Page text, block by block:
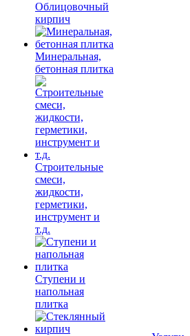
Облицовочный
кирпич
Минеральная,
бетонная плитка
Строительные
смеси,
жидкости,
герметики,
инструмент и
т.д.
Ступени и
напольная
плитка